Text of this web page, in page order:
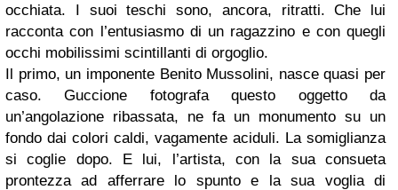
occhiata. I suoi teschi sono, ancora, ritratti. Che lui
racconta con l’entusiasmo di un ragazzino e con quegli
occhi mobilissimi scintillanti di orgoglio.
Il primo, un imponente Benito Mussolini, nasce quasi per
caso. Guccione fotografa questo oggetto da
un’angolazione ribassata, ne fa un monumento su un
fondo dai colori caldi, vagamente aciduli. La somiglianza
si coglie dopo. E lui, l’artista, con la sua consueta
prontezza ad afferrare lo spunto e la sua voglia di